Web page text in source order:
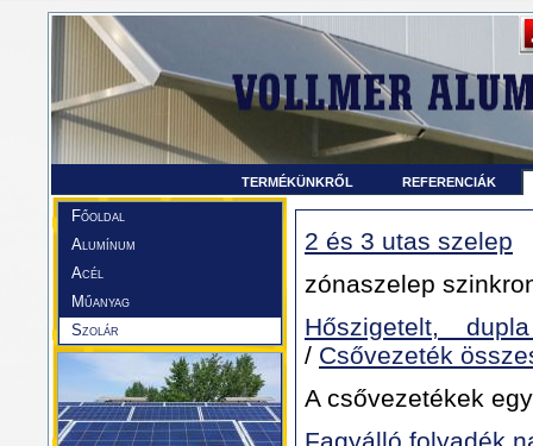
TERMÉKÜNKRŐL REFERENCIÁK
Főoldal
Alumínum
Acél
Műanyag
Szolár
2 és 3 utas szelep
zónaszelep
Hőszigetelt,
/ Csővezeték
A csővezetékek